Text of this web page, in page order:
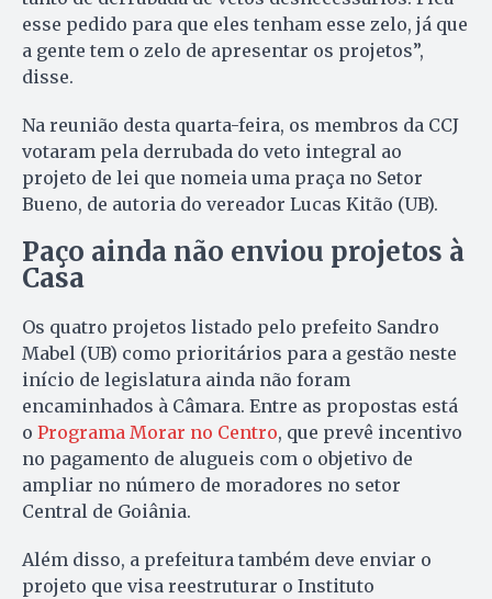
esse pedido para que eles tenham esse zelo, já que
a gente tem o zelo de apresentar os projetos”,
disse.
Na reunião desta quarta-feira, os membros da CCJ
votaram pela derrubada do veto integral ao
projeto de lei que nomeia uma praça no Setor
Bueno, de autoria do vereador Lucas Kitão (UB).
Paço ainda não enviou projetos à
Casa
Os quatro projetos listado pelo prefeito Sandro
Mabel (UB) como prioritários para a gestão neste
início de legislatura ainda não foram
encaminhados à Câmara. Entre as propostas está
o Programa Morar no Centro, que prevê incentivo
no pagamento de alugueis com o objetivo de
ampliar no número de moradores no setor
Central de Goiânia.
Além disso, a prefeitura também deve enviar o
projeto que visa reestruturar o Instituto